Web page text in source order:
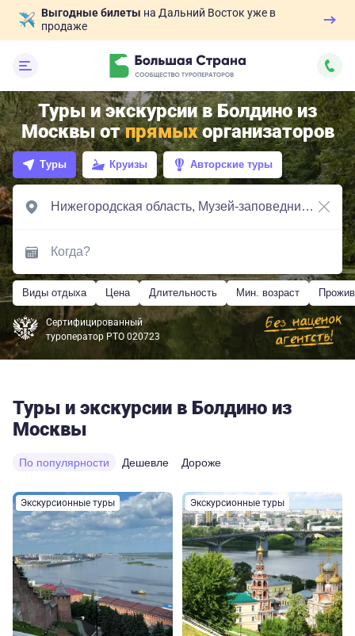
Выгодные билеты на Дальний Восток уже в
продаже
Туры и экскурсии в Болдино из
Москвы отпрямыхорганизаторов
Туры Круизы Авторские туры
Виды отдыха Цена Длительность Мин. возраст
Сертифицированный
туроператор РТО 020723
Туры и экскурсии в Болдино из
Москвы
По популярности Дешевле Дороже
Экскурсионные туры Экскурсионные туры